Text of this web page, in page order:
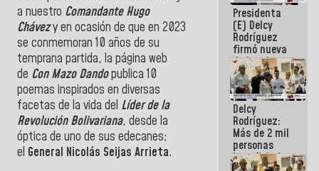
a nuestro Comandante Hugo
Chávezy en ocasión de que en 2023
se conmemoran 10 años de su
temprana partida, la página web
de Con Mazo Dandopublica 10
poemas inspirados en diversas
facetas de la vida del Líder de la
Revolución Bolivariana, desde la
óptica de uno de sus edecanes;
el General Nicolás Seijas Arrieta.
Presidenta
(E) Delcy
Rodríguez
firmó nueva
de Ley de
Arrendamiento
aprobada
por la AN
Delcy
Rodríguez:
Más de 2 mil
personas
beneficiadas